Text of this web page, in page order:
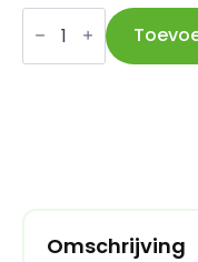
Abus
helm
Taipan
frosted
Omschrijving